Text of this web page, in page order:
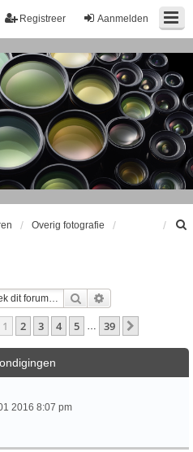
Aanmelden
Registreer
Overig fotografie
Zoek
Van39
1 2 3 4 5 39
2016 8:07 pm